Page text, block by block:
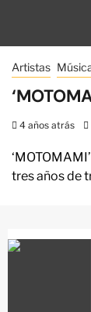
Artistas
4 años atrás
tres años de